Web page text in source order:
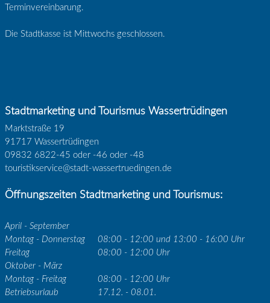
Terminvereinbarung.
Die Stadtkasse ist Mittwochs geschlossen.
Stadtmarketing und Tourismus Wassertrüdingen
Marktstraße 19
91717 Wassertrüdingen
09832 6822-45 oder -46 oder -48
touristikservice@stadt-wassertruedingen.de
Öffnungszeiten Stadtmarketing und Tourismus:
April - September
Montag - Donnerstag
08:00 - 12:00 und 13:00 - 16:00 Uhr
Freitag
08:00 - 12:00 Uhr
Oktober - März
Montag - Freitag
08:00 - 12:00 Uhr
Betriebsurlaub
17.12. - 08.01.